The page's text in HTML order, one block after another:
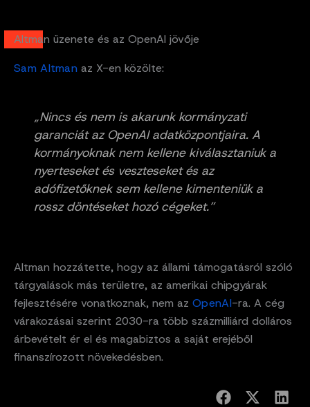
Altman üzenete és az OpenAI jövője
Sam Altman az X-en közölte:
„Nincs és nem is akarunk kormányzati
garanciát az OpenAI adatközpontjaira. A
kormányoknak nem kellene kiválasztaniuk a
nyerteseket és veszteseket és az
adófizetőknek sem kellene kimenteniük a
rossz döntéseket hozó cégeket.”
Altman hozzátette, hogy az állami támogatásról szóló
tárgyalások más területre, az amerikai chipgyárak
fejlesztésére vonatkoznak, nem az OpenAI-ra. A cég
várakozásai szerint 2030-ra több százmilliárd dolláros
árbevételt ér el és magabiztos a saját erejéből
finanszírozott növekedésben.